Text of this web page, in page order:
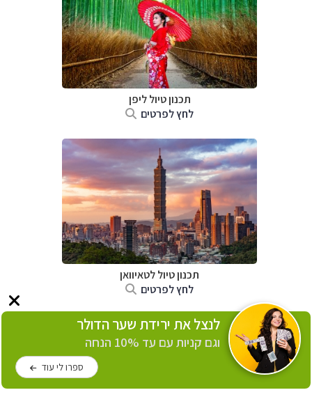
תכנון טיולליפן
לחץ לפרטים
תכנון טיוללטאיוואן
לחץ לפרטים
לנצל את ירידת שער הדולר
וגם קניות עם עד 10% הנחה
ספרו לי עוד